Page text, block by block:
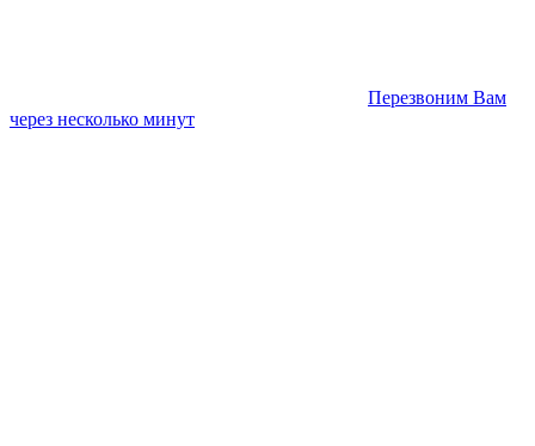
Перезвоним Вам
через несколько минут